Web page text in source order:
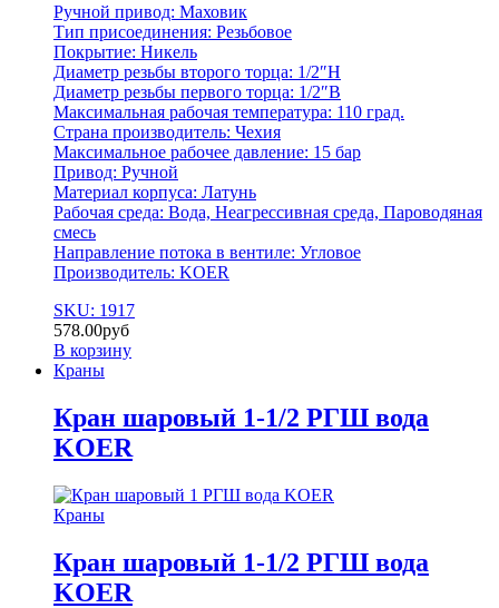
Ручной привод: Маховик
Тип присоединения: Резьбовое
Покрытие: Никель
Диаметр резьбы второго торца: 1/2″Н
Диаметр резьбы первого торца: 1/2″В
Максимальная рабочая температура: 110 град.
Страна производитель: Чехия
Максимальное рабочее давление: 15 бар
Привод: Ручной
Материал корпуса: Латунь
Рабочая среда: Вода, Неагрессивная среда, Пароводяная
смесь
Направление потока в вентиле: Угловое
Производитель: KOER
SKU: 1917
578.00руб
В корзину
Краны
Кран шаровый 1-1/2 РГШ вода
KOER
Краны
Кран шаровый 1-1/2 РГШ вода
KOER